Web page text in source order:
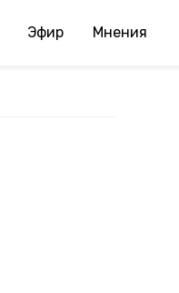
Эфир Мнения